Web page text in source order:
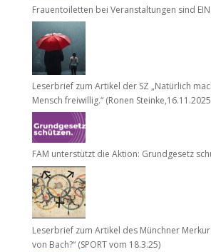
Frauentoiletten bei Veranstaltungen sind EIN
Leserbrief zum Artikel der SZ „Natürlich
Mensch freiwillig.“ (Ronen
FAM unterstützt die Aktion: Grundgesetz
Leserbrief zum Artikel des Münchner
von Bach?“ (SPORT vom 18.3.25)